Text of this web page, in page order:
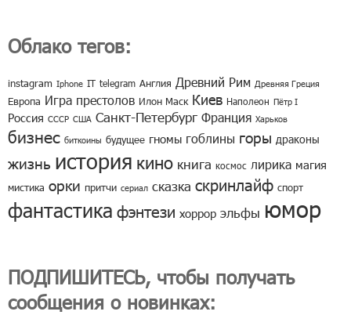
Облако тегов:
instagram Iphone IT telegram Англия Древний Рим Древняя Греция
Европа Игра престолов Илон Маск Киев Наполеон Пётр I
Россия СССР США Санкт-Петербург Франция Харьков
бизнес биткоины будущее гномы гоблины горы драконы
жизнь история кино книга космос лирика магия
мистика орки притчи сериал сказка скринлайф спорт
фантастика фэнтези хоррор эльфы юмор
ПОДПИШИТЕСЬ, чтобы получать
сообщения о новинках: